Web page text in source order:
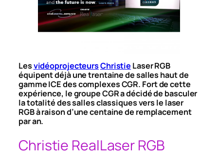
LesvidéoprojecteursChristie Laser RGB
équipent déjà une trentaine de salles haut de
gamme ICE des complexes CGR. Fort de cette
expérience, le groupe CGR a décidé de basculer
la totalité des salles classiques vers le laser
RGB à raison d’une centaine de remplacement
par an.
Christie RealLaser RGB